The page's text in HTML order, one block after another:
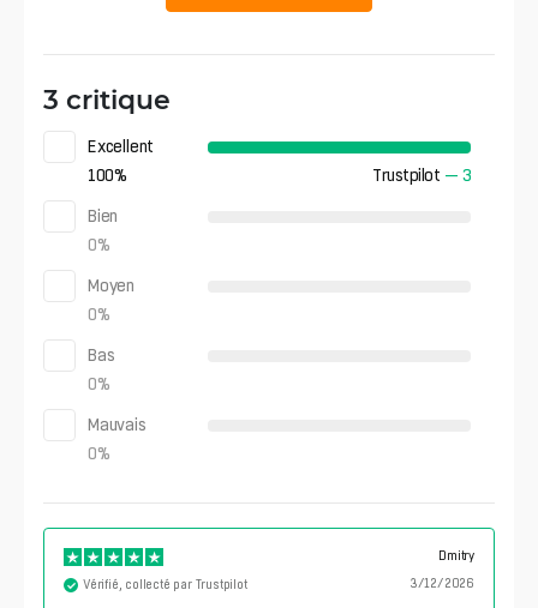
3 critique
Excellent
100% Trustpilot — 3
Bien
0%
Moyen
0%
Bas
0%
Mauvais
0%
Dmitry
3/12/2026
Vérifié, collecté par Trustpilot